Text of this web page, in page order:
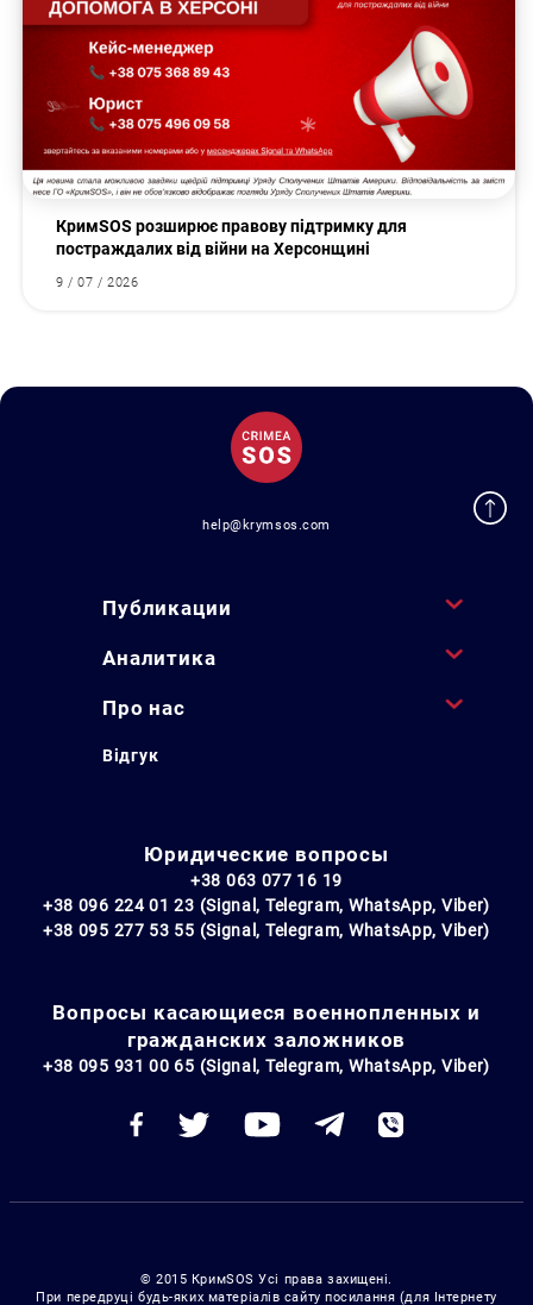
КримSOS розширює правову підтримку для
постраждалих від війни на Херсонщині
9 / 07 / 2026
help@krymsos.com
Публикации
Аналитика
Про нас
Відгук
Юридические вопросы
+38 063 077 16 19
+38 096 224 01 23 (Signal, Telegram, WhatsApp, Viber)
+38 095 277 53 55 (Signal, Telegram, WhatsApp, Viber)
Вопросы касающиеся военнопленных и
гражданских заложников
+38 095 931 00 65 (Signal, Telegram, WhatsApp, Viber)
© 2015 КримSOS Усі права захищені.
При передруці будь-яких матеріалів сайту посилання (для Інтернету